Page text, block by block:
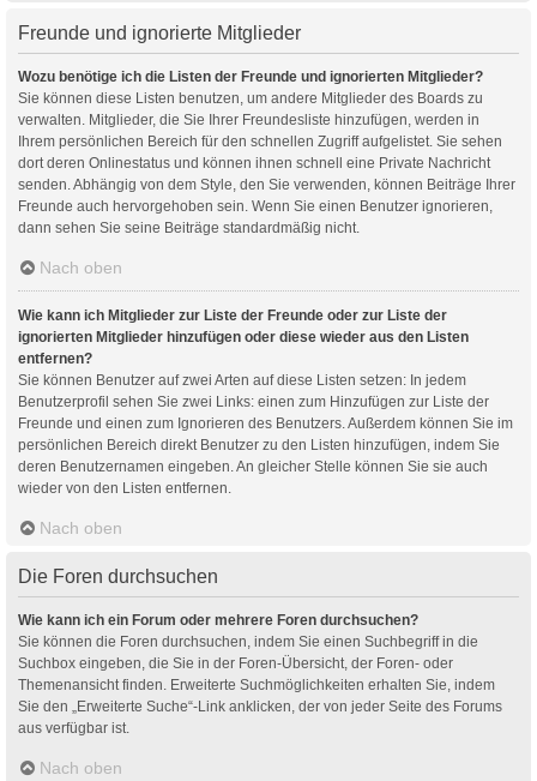
Freunde und ignorierte Mitglieder
Wozu benötige ich die Listen der Freunde und ignorierten Mitglieder?
Sie können diese Listen benutzen, um andere Mitglieder des Boards zu
verwalten. Mitglieder, die Sie Ihrer Freundesliste hinzufügen, werden in
Ihrem persönlichen Bereich für den schnellen Zugriff aufgelistet. Sie sehen
dort deren Onlinestatus und können ihnen schnell eine Private Nachricht
senden. Abhängig von dem Style, den Sie verwenden, können Beiträge Ihrer
Freunde auch hervorgehoben sein. Wenn Sie einen Benutzer ignorieren,
dann sehen Sie seine Beiträge standardmäßig nicht.
Nach oben
Wie kann ich Mitglieder zur Liste der Freunde oder zur Liste der
ignorierten Mitglieder hinzufügen oder diese wieder aus den Listen
entfernen?
Sie können Benutzer auf zwei Arten auf diese Listen setzen: In jedem
Benutzerprofil sehen Sie zwei Links: einen zum Hinzufügen zur Liste der
Freunde und einen zum Ignorieren des Benutzers. Außerdem können Sie im
persönlichen Bereich direkt Benutzer zu den Listen hinzufügen, indem Sie
deren Benutzernamen eingeben. An gleicher Stelle können Sie sie auch
wieder von den Listen entfernen.
Nach oben
Die Foren durchsuchen
Wie kann ich ein Forum oder mehrere Foren durchsuchen?
Sie können die Foren durchsuchen, indem Sie einen Suchbegriff in die
Suchbox eingeben, die Sie in der Foren-Übersicht, der Foren- oder
Themenansicht finden. Erweiterte Suchmöglichkeiten erhalten Sie, indem
Sie den „Erweiterte Suche“-Link anklicken, der von jeder Seite des Forums
aus verfügbar ist.
Nach oben